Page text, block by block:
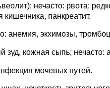
нечасто: рвота;
панкреатит.
анемия, экхимозы,
кожная сыпь; нечасто:
мочевых путей.